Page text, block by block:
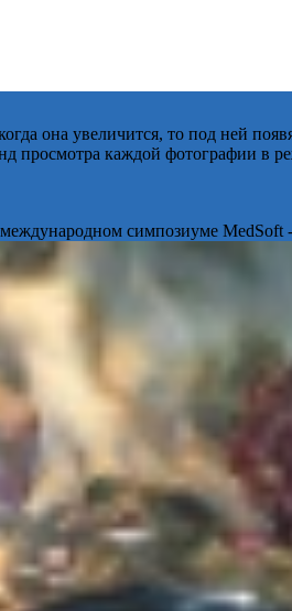
она увеличится, то под ней
просмотра каждой фотографии в
симпозиуме